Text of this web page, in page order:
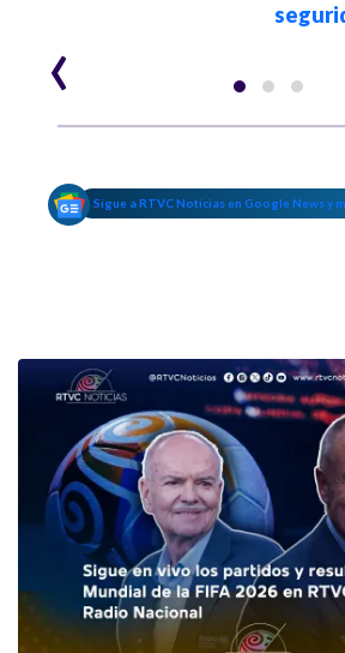
‹
Sigue a RTVC Noticias en Google News y